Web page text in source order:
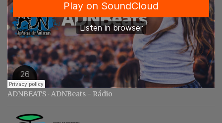
ADNBEATS · ADNBeats - Rádio